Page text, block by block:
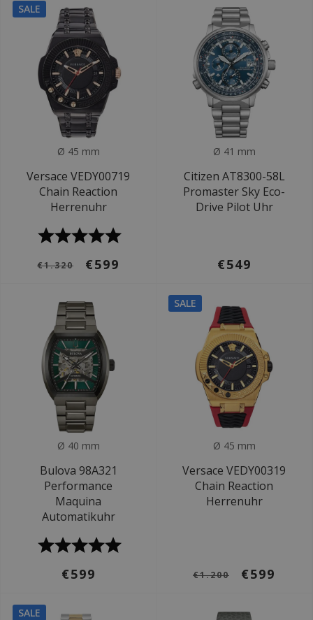
SALE
Ø 45 mm
Versace VEDY00719
Chain Reaction
Herrenuhr
€1.320 €599
Ø 41 mm
Citizen AT8300-58L
Promaster Sky Eco-
Drive Pilot Uhr
€549
Ø 40 mm
Bulova 98A321
Performance
Maquina
Automatikuhr
€599
SALE
Ø 45 mm
Versace VEDY00319
Chain Reaction
Herrenuhr
€1.200 €599
SALE